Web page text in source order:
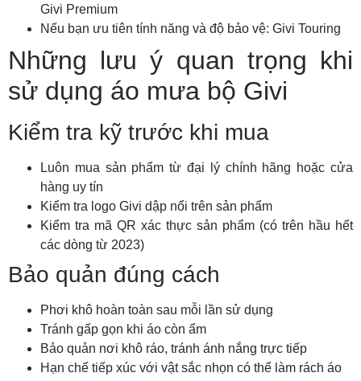
Givi Premium
Nếu bạn ưu tiên tính năng và độ bảo vệ: Givi Touring
Những lưu ý quan trọng khi
sử dụng áo mưa bộ Givi
Kiểm tra kỹ trước khi mua
Luôn mua sản phẩm từ đại lý chính hãng hoặc cửa
hàng uy tín
Kiểm tra logo Givi dập nổi trên sản phẩm
Kiểm tra mã QR xác thực sản phẩm (có trên hầu hết
các dòng từ 2023)
Bảo quản đúng cách
Phơi khô hoàn toàn sau mỗi lần sử dụng
Tránh gấp gọn khi áo còn ẩm
Bảo quản nơi khô ráo, tránh ánh nắng trực tiếp
Hạn chế tiếp xúc với vật sắc nhọn có thể làm rách áo